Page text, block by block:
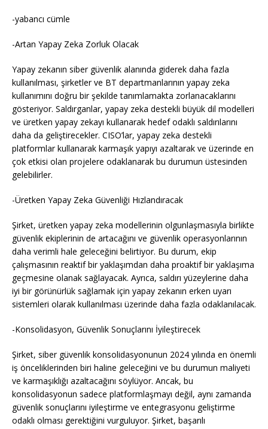
-yabancı cümle
-Artan Yapay Zeka Zorluk Olacak
Yapay zekanın siber güvenlik alanında giderek daha fazla
kullanılması, şirketler ve BT departmanlarının yapay zeka
kullanımını doğru bir şekilde tanımlamakta zorlanacaklarını
gösteriyor. Saldırganlar, yapay zeka destekli büyük dil modelleri
ve üretken yapay zekayı kullanarak hedef odaklı saldırılarını
daha da geliştirecekler. CISO’lar, yapay zeka destekli
platformlar kullanarak karmaşık yapıyı azaltarak ve üzerinde en
çok etkisi olan projelere odaklanarak bu durumun üstesinden
gelebilirler.
-Üretken Yapay Zeka Güvenliği Hızlandıracak
Şirket, üretken yapay zeka modellerinin olgunlaşmasıyla birlikte
güvenlik ekiplerinin de artacağını ve güvenlik operasyonlarının
daha verimli hale geleceğini belirtiyor. Bu durum, ekip
çalışmasının reaktif bir yaklaşımdan daha proaktif bir yaklaşıma
geçmesine olanak sağlayacak. Ayrıca, saldırı yüzeylerine daha
iyi bir görünürlük sağlamak için yapay zekanın erken uyarı
sistemleri olarak kullanılması üzerinde daha fazla odaklanılacak.
-Konsolidasyon, Güvenlik Sonuçlarını İyileştirecek
Şirket, siber güvenlik konsolidasyonunun 2024 yılında en önemli
iş önceliklerinden biri haline geleceğini ve bu durumun maliyeti
ve karmaşıklığı azaltacağını söylüyor. Ancak, bu
konsolidasyonun sadece platformlaşmayı değil, aynı zamanda
güvenlik sonuçlarını iyileştirme ve entegrasyonu geliştirme
odaklı olması gerektiğini vurguluyor. Şirket, başarılı